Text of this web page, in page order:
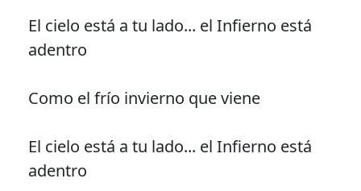
El cielo está a tu lado... el Infierno está
adentro
Como el frío invierno que viene
El cielo está a tu lado... el Infierno está
adentro